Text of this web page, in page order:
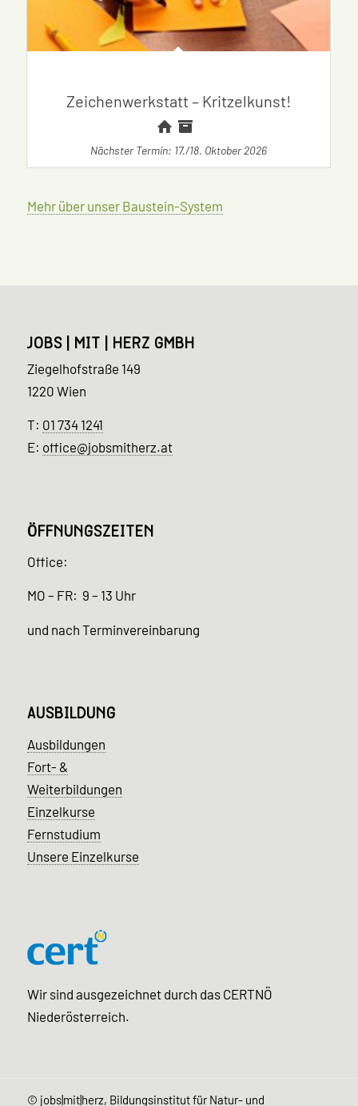
Zeichenwerkstatt – Kritzelkunst!
Nächster Termin: 17./18. Oktober 2026
Mehr über unser Baustein-System
JOBS | MIT | HERZ GMBH
Ziegelhofstraße 149
1220 Wien
T: 01 734 1241
E: office@jobsmitherz.at
ÖFFNUNGSZEITEN
Office:
MO – FR: 9 – 13 Uhr
und nach Terminvereinbarung
AUSBILDUNG
Ausbildungen
Fort- &
Weiterbildungen
Einzelkurse
Fernstudium
Unsere Einzelkurse
Wir sind ausgezeichnet durch das CERTNÖ
Niederösterreich.
© jobs|mit|herz, Bildungsinstitut für Natur- und